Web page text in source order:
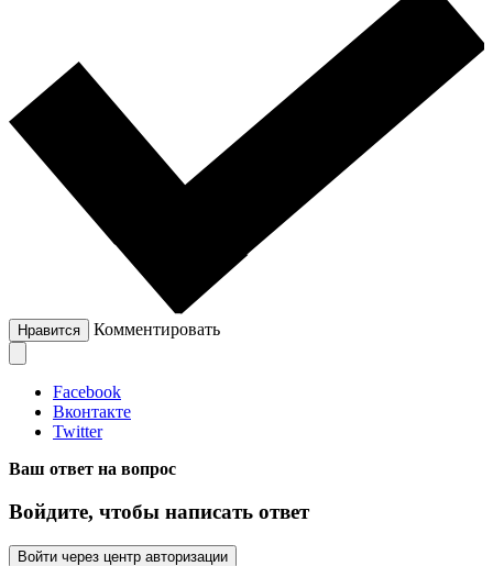
Нравится Комментировать
Facebook
Вконтакте
Twitter
Ваш ответ на вопрос
Войдите, чтобы написать ответ
Войти через центр авторизации